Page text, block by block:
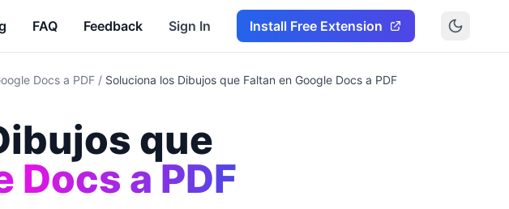
FAQ Feedback Sign In Install Free Extension
Docs a PDF / Soluciona los Dibujos que Faltan en Google Docs a PDF
que
Docs a PDF